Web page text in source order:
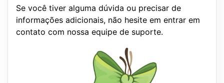
Se você tiver alguma dúvida ou precisar de
informações adicionais, não hesite em entrar em
contato com nossa equipe de suporte.